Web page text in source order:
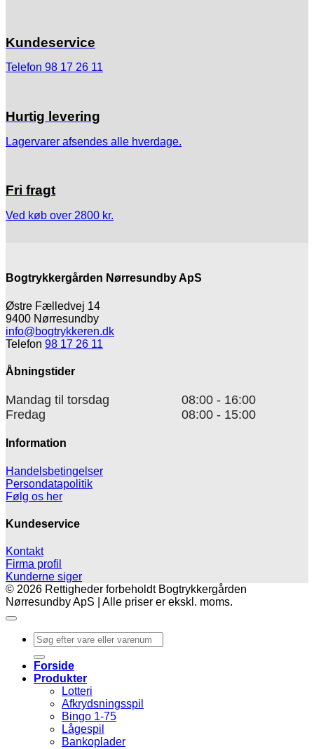
Kundeservice
Telefon 98 17 26 11
Hurtig levering
Lagervarer afsendes alle hverdage.
Fri fragt
Ved køb over 2800 kr.
Bogtrykkergården Nørresundby ApS
Østre Fælledvej 14
9400 Nørresundby
info@bogtrykkeren.dk
Telefon 98 17 26 11
Åbningstider
Mandag til torsdag
08:00 - 16:00
Fredag
08:00 - 15:00
Information
Handelsbetingelser
Persondatapolitik
Følg os her
Kundeservice
Kontakt
Firma profil
Kunderne siger
© 2026 Rettigheder forbeholdt Bogtrykkergården
Nørresundby ApS | Alle priser er ekskl. moms.
Søg
efter:
Forside
Produkter
Lotteri
Afkrydsningsspil
Bingo 1-75
Lågespil
Bankoplader